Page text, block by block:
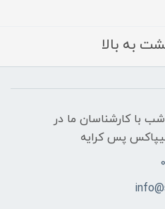
به بالا
شنبه تا پنج شنبه 9 صبح تا 9 شب با کارشناسان ما در
پس کرایه